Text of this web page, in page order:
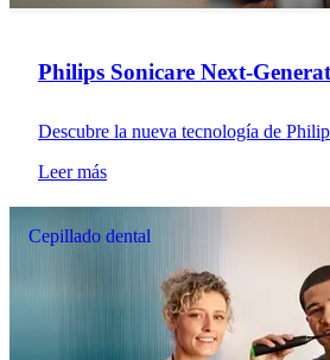
Philips Sonicare Next-
Descubre la nueva tecnología de
Leer más
Cepillado dental